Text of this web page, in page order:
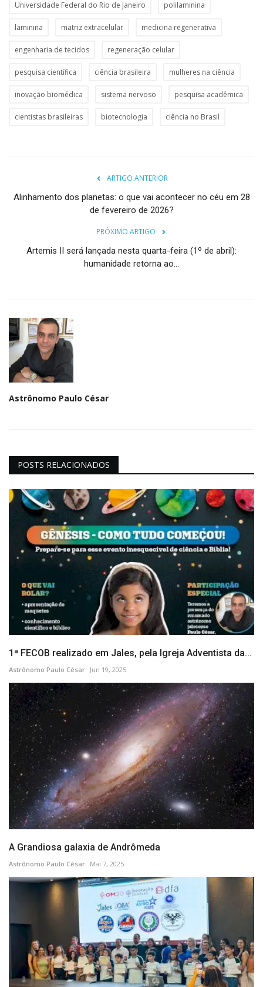
Universidade Federal do Rio de Janeiro polilaminina
laminina matriz extracelular medicina regenerativa
engenharia de tecidos regeneração celular
pesquisa científica ciência brasileira mulheres na ciência
inovação biomédica sistema nervoso pesquisa acadêmica
cientistas brasileiras biotecnologia ciência no Brasil
ARTIGO ANTERIOR
Alinhamento dos planetas: o que vai acontecer no céu em 28
de fevereiro de 2026?
PRÓXIMO ARTIGO
Artemis II será lançada nesta quarta-feira (1º de abril):
humanidade retorna ao...
Astrônomo Paulo César
POSTS RELACIONADOS
1ª FECOB realizado em Jales, pela Igreja Adventista da...
Astrônomo Paulo César Jun 19, 2025
A Grandiosa galaxia de Andrômeda
Astrônomo Paulo César Mai 7, 2025